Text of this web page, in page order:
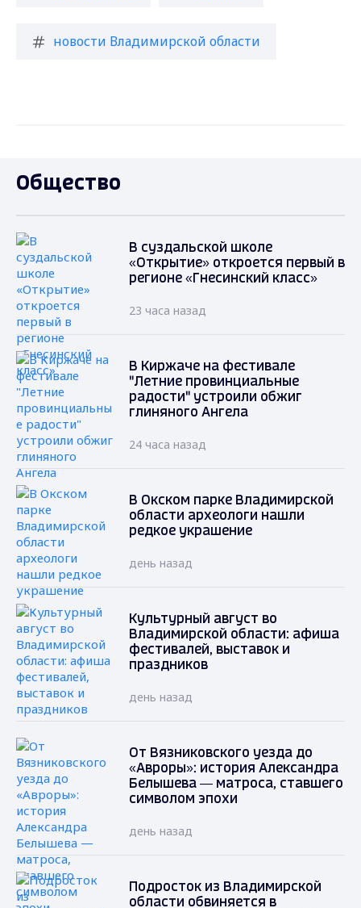
новости Владимирской области
Общество
В суздальской школе
«Открытие» откроется первый в
регионе «Гнесинский класс»
23 часа назад
В Киржаче на фестивале
"Летние провинциальные
радости" устроили обжиг
глиняного Ангела
24 часа назад
В Окском парке Владимирской
области археологи нашли
редкое украшение
день назад
Культурный август во
Владимирской области: афиша
фестивалей, выставок и
праздников
день назад
От Вязниковского уезда до
«Авроры»: история Александра
Белышева — матроса, ставшего
символом эпохи
день назад
Подросток из Владимирской
области обвиняется в